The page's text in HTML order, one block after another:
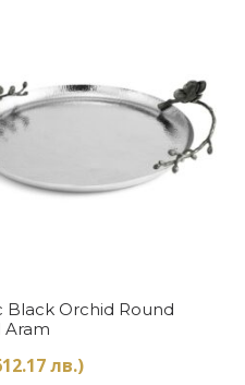
Купи
Black Orchid Round
Aram
лв.)